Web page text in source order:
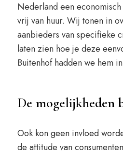
Nederland een
vrij van huur. Wij tonen in
aanbieders van specifieke
laten zien hoe je deze
Buitenhof hadden we hem
De mogelijkheden
Ook kon geen invloed
de attitude van